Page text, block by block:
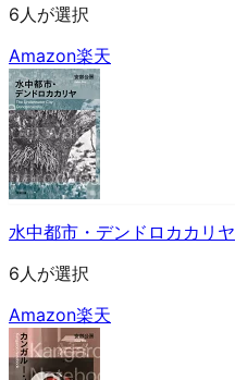
6人が選択
Amazon楽天
水中都市・デンドロカカリヤ
6人が選択
Amazon楽天